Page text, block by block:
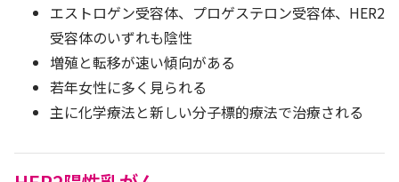
エストロゲン受容体、プロゲステロン受容体、HER2
受容体のいずれも陰性
増殖と転移が速い傾向がある
若年女性に多く見られる
主に化学療法と新しい分子標的療法で治療される